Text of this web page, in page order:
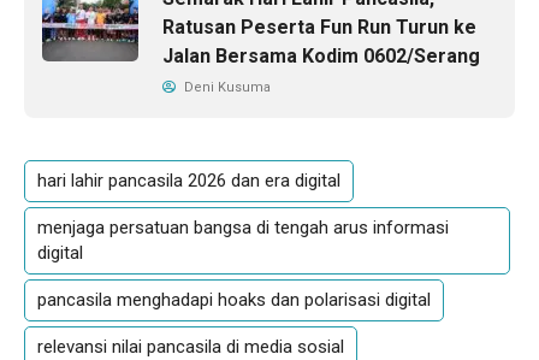
Ratusan Peserta Fun Run Turun ke
Jalan Bersama Kodim 0602/Serang
Deni Kusuma
hari lahir pancasila 2026 dan era digital
menjaga persatuan bangsa di tengah arus informasi
digital
pancasila menghadapi hoaks dan polarisasi digital
relevansi nilai pancasila di media sosial